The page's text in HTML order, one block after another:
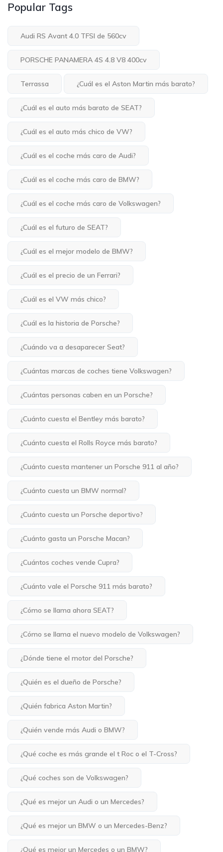
Popular Tags
Audi RS Avant 4.0 TFSI de 560cv
PORSCHE PANAMERA 4S 4.8 V8 400cv
Terrassa ¿Cuál es el Aston Martin más barato?
¿Cuál es el auto más barato de SEAT?
¿Cuál es el auto más chico de VW?
¿Cuál es el coche más caro de Audi?
¿Cuál es el coche más caro de BMW?
¿Cuál es el coche más caro de Volkswagen?
¿Cuál es el futuro de SEAT?
¿Cuál es el mejor modelo de BMW?
¿Cuál es el precio de un Ferrari?
¿Cuál es el VW más chico?
¿Cuál es la historia de Porsche?
¿Cuándo va a desaparecer Seat?
¿Cuántas marcas de coches tiene Volkswagen?
¿Cuántas personas caben en un Porsche?
¿Cuánto cuesta el Bentley más barato?
¿Cuánto cuesta el Rolls Royce más barato?
¿Cuánto cuesta mantener un Porsche 911 al año?
¿Cuánto cuesta un BMW normal?
¿Cuánto cuesta un Porsche deportivo?
¿Cuánto gasta un Porsche Macan?
¿Cuántos coches vende Cupra?
¿Cuánto vale el Porsche 911 más barato?
¿Cómo se llama ahora SEAT?
¿Cómo se llama el nuevo modelo de Volkswagen?
¿Dónde tiene el motor del Porsche?
¿Quién es el dueño de Porsche?
¿Quién fabrica Aston Martin?
¿Quién vende más Audi o BMW?
¿Qué coche es más grande el t Roc o el T-Cross?
¿Qué coches son de Volkswagen?
¿Qué es mejor un Audi o un Mercedes?
¿Qué es mejor un BMW o un Mercedes-Benz?
¿Qué es mejor un Mercedes o un BMW?